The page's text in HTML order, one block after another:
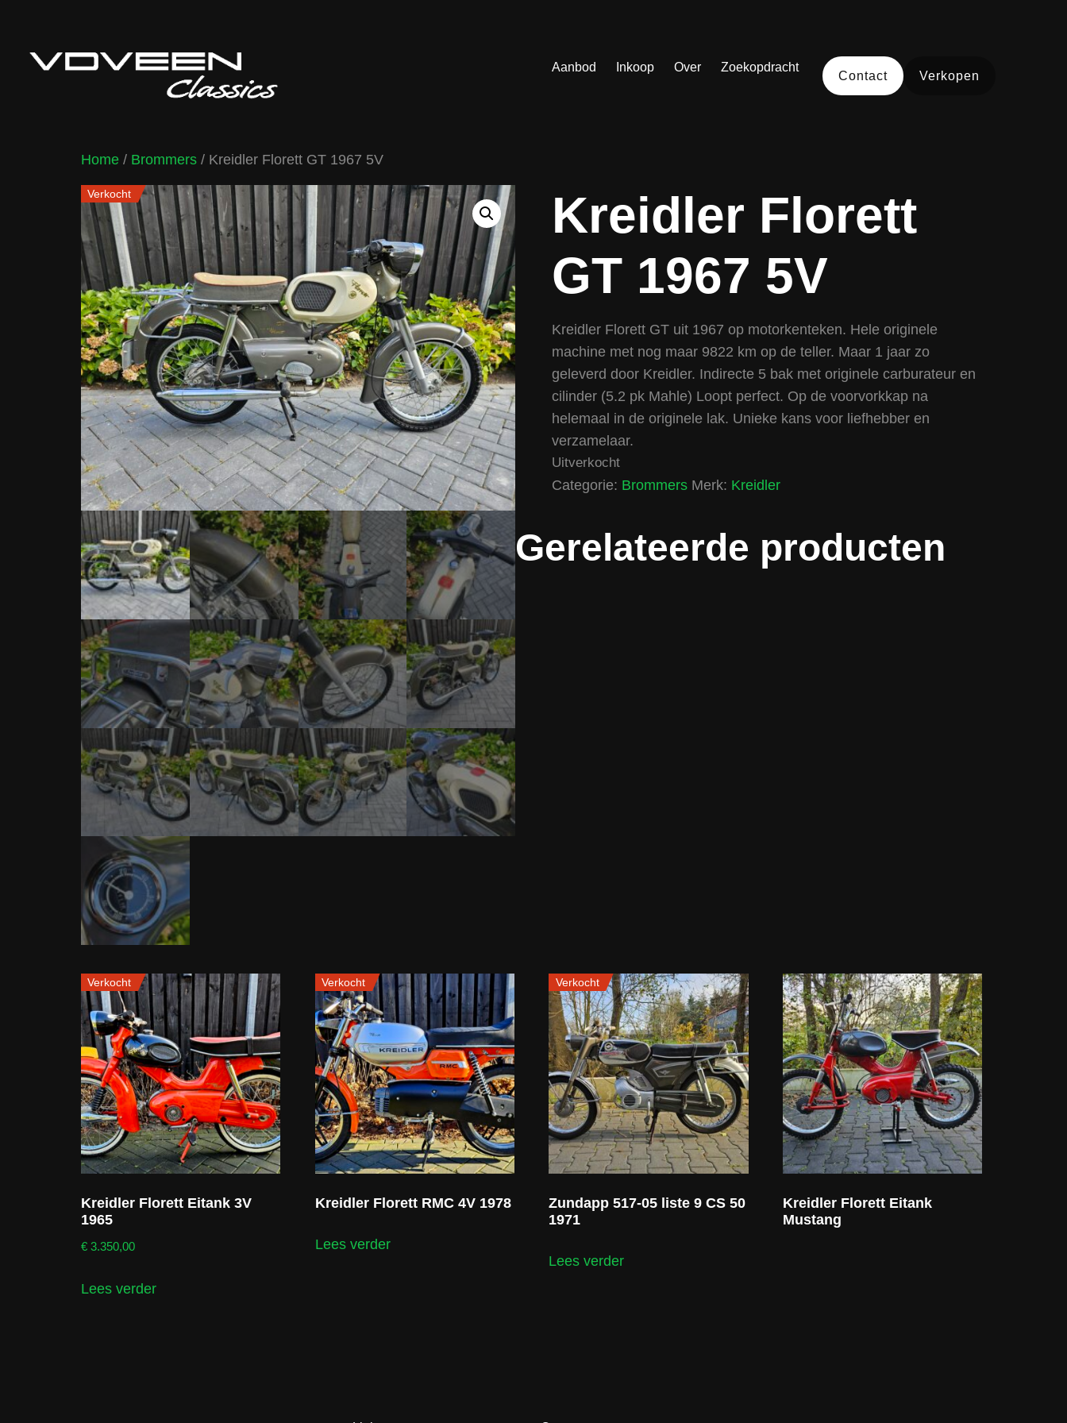
Aanbod Inkoop Over Zoekopdracht
Contact Verkopen
Home / Brommers / Kreidler Florett GT 1967 5V
Verkocht
Kreidler Florett
GT 1967 5V
Kreidler Florett GT uit 1967 op motorkenteken. Hele originele
machine met nog maar 9822 km op de teller. Maar 1 jaar zo
geleverd door Kreidler. Indirecte 5 bak met originele carburateur en
cilinder (5.2 pk Mahle) Loopt perfect. Op de voorvorkkap na
helemaal in de originele lak. Unieke kans voor liefhebber en
verzamelaar.
Uitverkocht
Categorie: Brommers Merk: Kreidler
Gerelateerde producten
Verkocht
Kreidler Florett Eitank 3V
1965
€ 3.350,00
Lees verder
Verkocht
Kreidler Florett RMC 4V 1978
Lees verder
Verkocht
Zundapp 517-05 liste 9 CS 50
1971
Lees verder
Kreidler Florett Eitank
Mustang